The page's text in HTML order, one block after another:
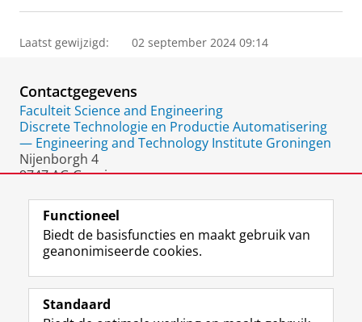
I
Laatst gewijzigd: 02 september 2024 09:14
Contactgegevens
Faculteit Science and Engineering
Discrete Technologie en Productie Automatisering
— Engineering and Technology Institute Groningen
Nijenborgh 4
9747 AG Groningen
Volg de RUG
F
a
L
i
R
S
I
n
Y
o
Functioneel
Biedt de basisfuncties en maakt gebruik van
geanonimiseerde cookies.
Standaard